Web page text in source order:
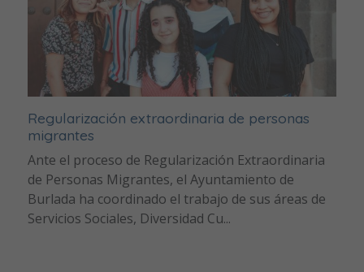
Regularización extraordinaria de personas
migrantes
Ante el proceso de Regularización Extraordinaria
de Personas Migrantes, el Ayuntamiento de
Burlada ha coordinado el trabajo de sus áreas de
Servicios Sociales, Diversidad Cu...